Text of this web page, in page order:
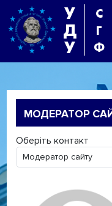
У
Д
У
С
Г
Ф
МОДЕРАТОР
Оберіть контакт